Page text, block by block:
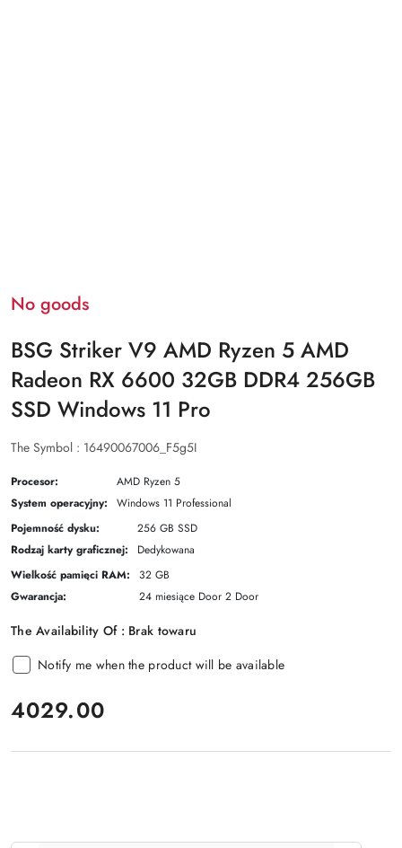
No goods
BSG Striker V9 AMD Ryzen 5 AMD
Radeon RX 6600 32GB DDR4 256GB
SSD Windows 11 Pro
The Symbol : 16490067006_F5g5I
Procesor:
AMD Ryzen 5
System operacyjny:
Windows 11 Professional
Pojemność dysku:
256 GB SSD
Rodzaj karty graficznej:
Dedykowana
Wielkość pamięci RAM:
32 GB
Gwarancja:
24 miesiące Door 2 Door
The Availability Of : Brak towaru
Notify me when the product will be available
price:
4029.00